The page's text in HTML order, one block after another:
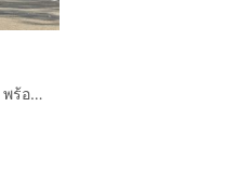
ค้นหาพื้นที่ออฟฟิศใน Spaces The OfficePlus สำหรับ 2 พนักงาน พร้อมการดูแลทุกอย่างให้ครบครัน